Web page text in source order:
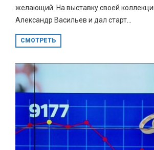
желающий. На выставку своей
Александр Васильев и дал старт...
СМОТРЕТЬ